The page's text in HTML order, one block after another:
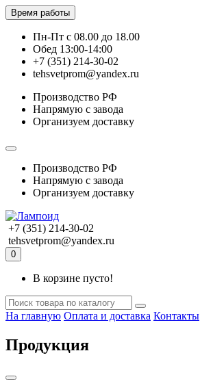
Время работы
Пн-Пт с 08.00 до 18.00
Обед 13:00-14:00
+7 (351) 214-30-02
tehsvetprom@yandex.ru
Производство РФ
Напрямую с завода
Организуем доставку
Производство РФ
Напрямую с завода
Организуем доставку
+7 (351) 214-30-02
tehsvetprom@yandex.ru
0
В корзине пусто!
На главную Оплата и доставка Контакты
Продукция